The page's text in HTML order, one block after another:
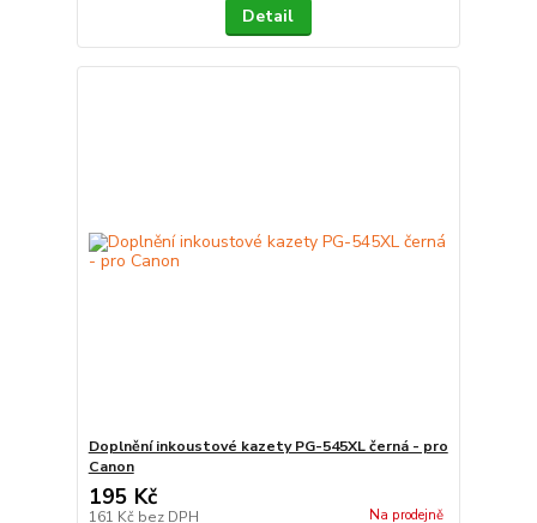
Detail
Doplnění inkoustové kazety PG-545XL černá - pro
Canon
195 Kč
161 Kč bez DPH Na prodejně